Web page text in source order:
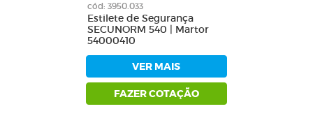
cód: 3950.033
Estilete de Segurança
SECUNORM 540 | Martor
54000410
VER MAIS
FAZER COTAÇÃO